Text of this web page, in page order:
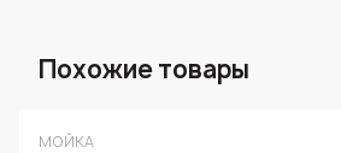
Похожие товары
МОЙКА